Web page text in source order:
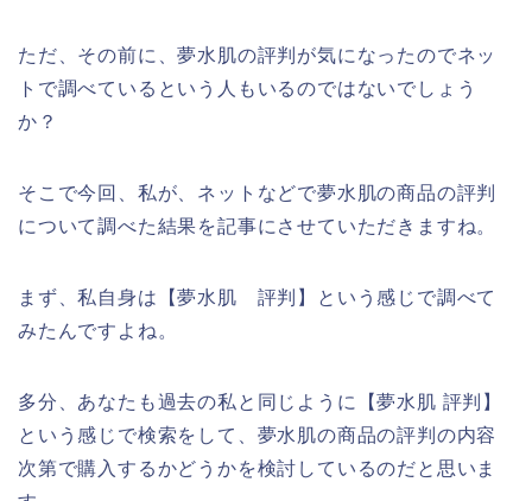
ただ、その前に、夢水肌の評判が気になったのでネッ
トで調べているという人もいるのではないでしょう
か？
そこで今回、私が、ネットなどで夢水肌の商品の評判
について調べた結果を記事にさせていただきますね。
まず、私自身は【夢水肌 評判】という感じで調べて
みたんですよね。
多分、あなたも過去の私と同じように【夢水肌 評判】
という感じで検索をして、夢水肌の商品の評判の内容
次第で購入するかどうかを検討しているのだと思いま